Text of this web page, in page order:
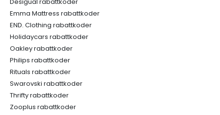
Emma Mattress rabattkoder
END. Clothing rabattkoder
Holidaycars rabattkoder
Oakley rabattkoder
Philips rabattkoder
Rituals rabattkoder
Swarovski rabattkoder
Thrifty rabattkoder
Zooplus rabattkoder